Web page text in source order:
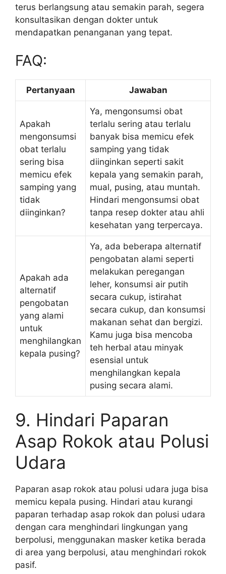
terus berlangsung atau semakin parah, segera
konsultasikan dengan dokter untuk
mendapatkan penanganan yang tepat.
FAQ:
Pertanyaan Jawaban
Apakah
mengonsumsi
obat terlalu
sering bisa
memicu efek
samping yang
tidak
diinginkan?
Ya, mengonsumsi obat
terlalu sering atau terlalu
banyak bisa memicu efek
samping yang tidak
diinginkan seperti sakit
kepala yang semakin parah,
mual, pusing, atau muntah.
Hindari mengonsumsi obat
tanpa resep dokter atau ahli
kesehatan yang terpercaya.
Apakah ada
alternatif
pengobatan
yang alami
untuk
menghilangkan
kepala pusing?
Ya, ada beberapa alternatif
pengobatan alami seperti
melakukan peregangan
leher, konsumsi air putih
secara cukup, istirahat
secara cukup, dan konsumsi
makanan sehat dan bergizi.
Kamu juga bisa mencoba
teh herbal atau minyak
esensial untuk
menghilangkan kepala
pusing secara alami.
9. Hindari Paparan
Asap Rokok atau Polusi
Udara
Paparan asap rokok atau polusi udara juga bisa
memicu kepala pusing. Hindari atau kurangi
paparan terhadap asap rokok dan polusi udara
dengan cara menghindari lingkungan yang
berpolusi, menggunakan masker ketika berada
di area yang berpolusi, atau menghindari rokok
pasif.